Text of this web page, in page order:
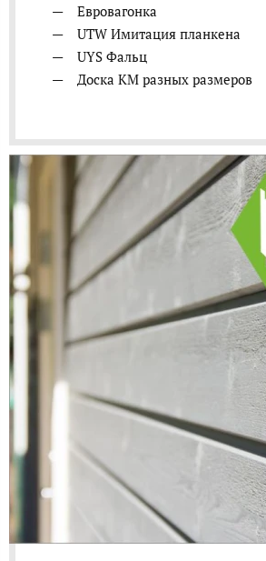
Евровагонка
UTW Имитация планкена
UYS Фальц
Доска КМ разных размеров